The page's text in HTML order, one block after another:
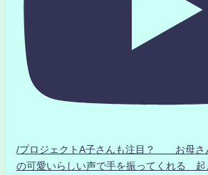
/プロジェクトA子さんも注目？ お母
の可愛いらしい声で手を振ってくれる 起